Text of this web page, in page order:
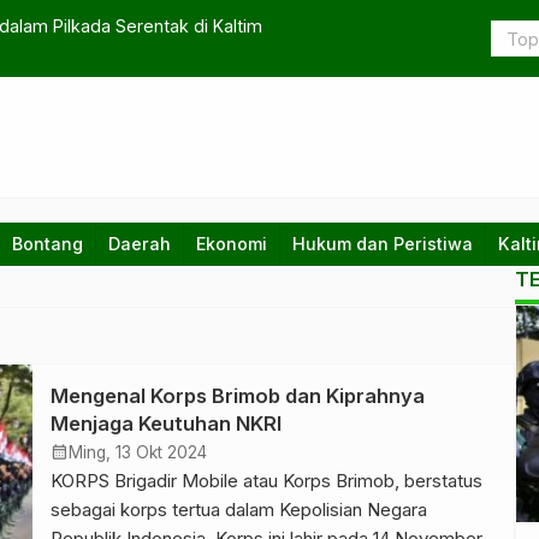
Pilkada Serentak di Kaltim Pemkab
Bontang Daerah Ekonomi Hukum dan Peristiwa
Mengenal Korps Brimob dan Kiprahnya
Menjaga Keutuhan NKRI
calendar_month Ming, 13 Okt 2024
KORPS Brigadir Mobile atau Korps Brimob, berstatus
sebagai korps tertua dalam Kepolisian Negara